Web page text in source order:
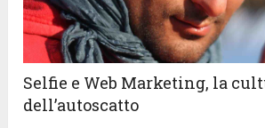
Selfie e Web Marketing, la
dell’autoscatto